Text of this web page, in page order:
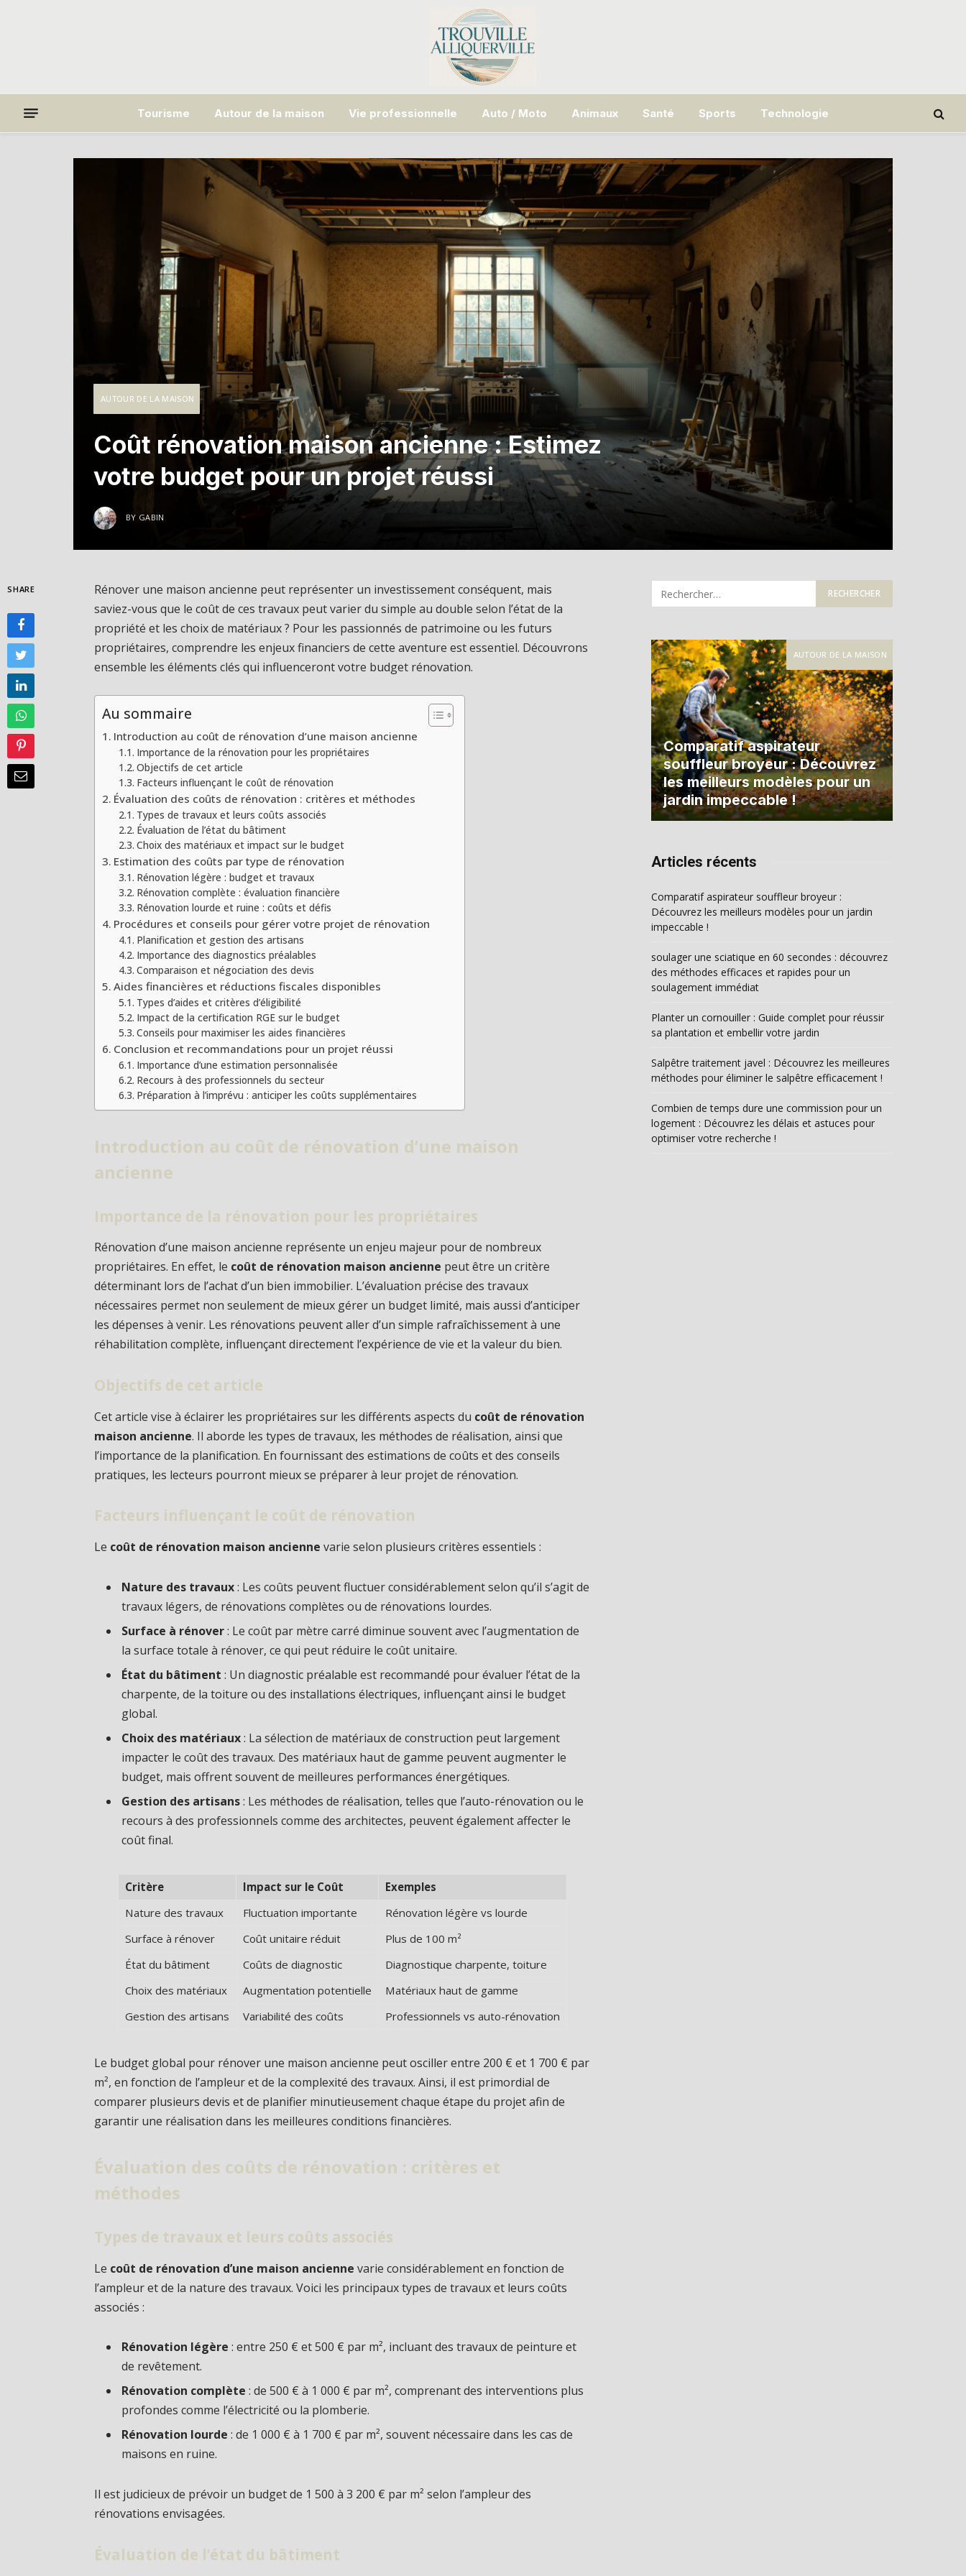
Tourisme Autour de la maison Vie professionnelle Auto / Moto Animaux Santé Sports Technologie
AUTOUR DE LA MAISON
Coût rénovation maison ancienne : Estimez
votre budget pour un projet réussi
BY GABIN
SHARE
Rénover une maison ancienne peut représenter un investissement conséquent, mais
saviez-vous que le coût de ces travaux peut varier du simple au double selon l’état de la
propriété et les choix de matériaux ? Pour les passionnés de patrimoine ou les futurs
propriétaires, comprendre les enjeux financiers de cette aventure est essentiel. Découvrons
ensemble les éléments clés qui influenceront votre budget rénovation.
Au sommaire
Introduction au coût de rénovation d’une maison ancienne
Importance de la rénovation pour les propriétaires
Objectifs de cet article
Facteurs influençant le coût de rénovation
Évaluation des coûts de rénovation : critères et méthodes
Types de travaux et leurs coûts associés
Évaluation de l’état du bâtiment
Choix des matériaux et impact sur le budget
Estimation des coûts par type de rénovation
Rénovation légère : budget et travaux
Rénovation complète : évaluation financière
Rénovation lourde et ruine : coûts et défis
Procédures et conseils pour gérer votre projet de rénovation
Planification et gestion des artisans
Importance des diagnostics préalables
Comparaison et négociation des devis
Aides financières et réductions fiscales disponibles
Types d’aides et critères d’éligibilité
Impact de la certification RGE sur le budget
Conseils pour maximiser les aides financières
Conclusion et recommandations pour un projet réussi
Importance d’une estimation personnalisée
Recours à des professionnels du secteur
Préparation à l’imprévu : anticiper les coûts supplémentaires
Introduction au coût de rénovation d’une maison
ancienne
Importance de la rénovation pour les propriétaires
Rénovation d’une maison ancienne représente un enjeu majeur pour de nombreux
propriétaires. En effet, le coût de rénovation maison ancienne peut être un critère
déterminant lors de l’achat d’un bien immobilier. L’évaluation précise des travaux
nécessaires permet non seulement de mieux gérer un budget limité, mais aussi d’anticiper
les dépenses à venir. Les rénovations peuvent aller d’un simple rafraîchissement à une
réhabilitation complète, influençant directement l’expérience de vie et la valeur du bien.
Objectifs de cet article
Cet article vise à éclairer les propriétaires sur les différents aspects du coût de rénovation
maison ancienne. Il aborde les types de travaux, les méthodes de réalisation, ainsi que
l’importance de la planification. En fournissant des estimations de coûts et des conseils
pratiques, les lecteurs pourront mieux se préparer à leur projet de rénovation.
Facteurs influençant le coût de rénovation
Le coût de rénovation maison ancienne varie selon plusieurs critères essentiels :
Nature des travaux: Les coûts peuvent fluctuer considérablement selon qu’il s’agit de
travaux légers, de rénovations complètes ou de rénovations lourdes.
Surface à rénover: Le coût par mètre carré diminue souvent avec l’augmentation de
la surface totale à rénover, ce qui peut réduire le coût unitaire.
État du bâtiment : Un diagnostic préalable est recommandé pour évaluer l’état de la
charpente, de la toiture ou des installations électriques, influençant ainsi le budget
global.
Choix des matériaux: La sélection de matériaux de construction peut largement
impacter le coût des travaux. Des matériaux haut de gamme peuvent augmenter le
budget, mais offrent souvent de meilleures performances énergétiques.
Gestion des artisans: Les méthodes de réalisation, telles que l’auto-rénovation ou le
recours à des professionnels comme des architectes, peuvent également affecter le
coût final.
Critère Impact sur le Coût
Exemples
Nature des travaux
Fluctuation importante
Rénovation légère vs lourde
Surface à rénover
Coût unitaire réduit
Plus de 100 m²
État du bâtiment
Coûts de diagnostic
Diagnostique charpente, toiture
Choix des matériaux
Augmentation potentielle
Matériaux haut de gamme
Gestion des artisans
Variabilité des coûts Professionnels vs auto-rénovation
Le budget global pour rénover une maison ancienne peut osciller entre 200 € et 1 700 € par
m², en fonction de l’ampleur et de la complexité des travaux. Ainsi, il est primordial de
comparer plusieurs devis et de planifier minutieusement chaque étape du projet afin de
garantir une réalisation dans les meilleures conditions financières.
Évaluation des coûts de rénovation : critères et
méthodes
Types de travaux et leurs coûts associés
Le coût de rénovation d’une maison ancienne varie considérablement en fonction de
l’ampleur et de la nature des travaux. Voici les principaux types de travaux et leurs coûts
associés :
Rénovation légère : entre 250 € et 500 € par m², incluant des travaux de peinture et
de revêtement.
Rénovation complète : de 500 € à 1 000 € par m², comprenant des interventions plus
profondes comme l’électricité ou la plomberie.
Rénovation lourde : de 1 000 € à 1 700 € par m², souvent nécessaire dans les cas de
maisons en ruine.
Il est judicieux de prévoir un budget de 1 500 à 3 200 € par m² selon l’ampleur des
rénovations envisagées.
Évaluation de l’état du bâtiment
AUTOUR DE LA MAISON
Comparatif aspirateur
souffleur broyeur : Découvrez
les meilleurs modèles pour un
jardin impeccable !
Articles récents
Comparatif aspirateur souffleur broyeur :
Découvrez les meilleurs modèles pour un jardin
impeccable !
soulager une sciatique en 60 secondes : découvrez
des méthodes efficaces et rapides pour un
soulagement immédiat
Planter un cornouiller : Guide complet pour réussir
sa plantation et embellir votre jardin
Salpêtre traitement javel : Découvrez les meilleures
méthodes pour éliminer le salpêtre efficacement !
Combien de temps dure une commission pour un
logement : Découvrez les délais et astuces pour
optimiser votre recherche !